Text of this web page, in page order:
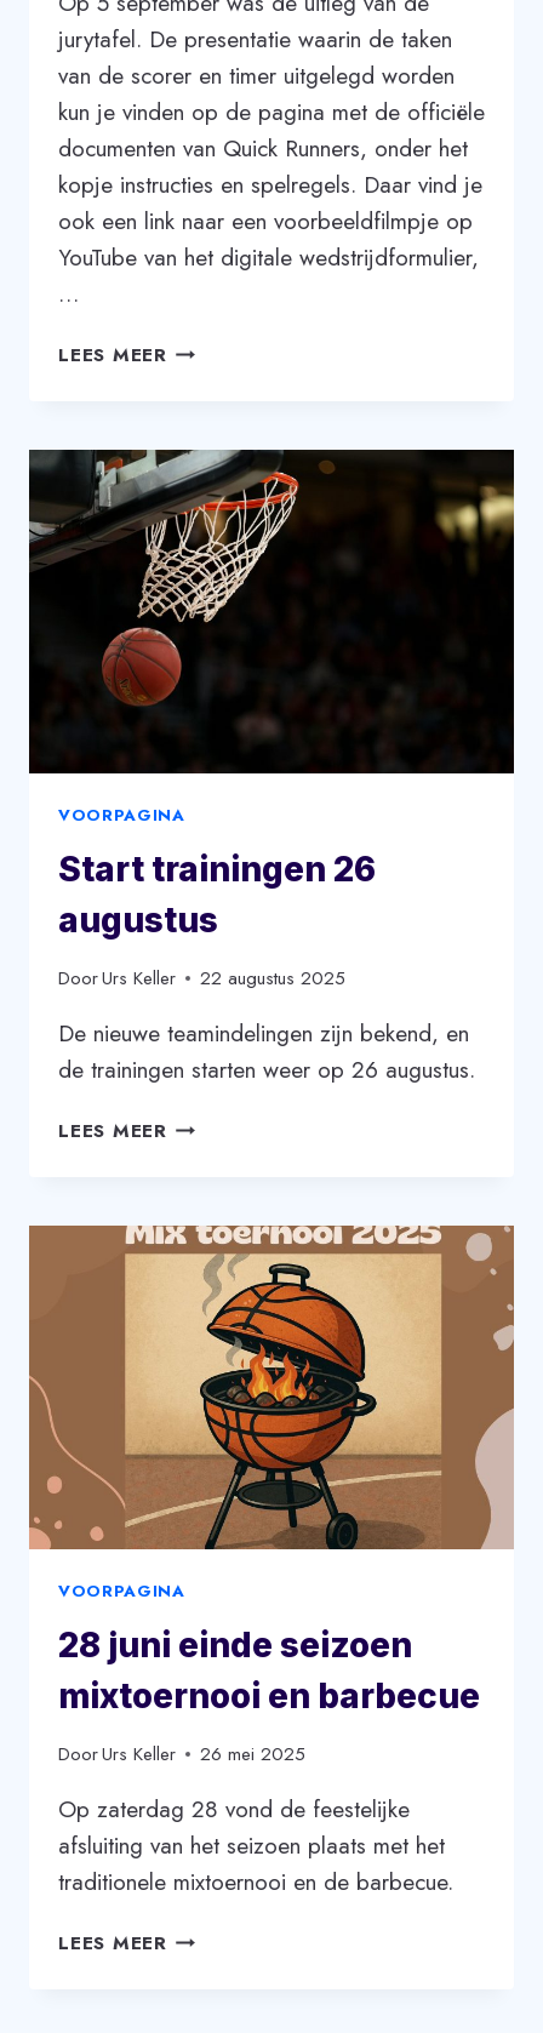
jurytafel. De presentatie waarin de taken
van de scorer en timer uitgelegd worden
kun je vinden op de pagina met de officiële
documenten van Quick Runners, onder het
kopje instructies en spelregels. Daar vind je
ook een link naar een voorbeeldfilmpje op
YouTube van het digitale wedstrijdformulier,
…
LEES MEER UITLEG
VOORPAGINA
Start trainingen 26
augustus
DoorUrs Keller 22 augustus 2025
De nieuwe teamindelingen zijn bekend, en
de trainingen starten weer op 26 augustus.
LEES MEER START
VOORPAGINA
28 juni einde seizoen
mixtoernooi en barbecue
DoorUrs Keller 26 mei 2025
Op zaterdag 28 vond de feestelijke
afsluiting van het seizoen plaats met het
traditionele mixtoernooi en de barbecue.
LEES MEER 28